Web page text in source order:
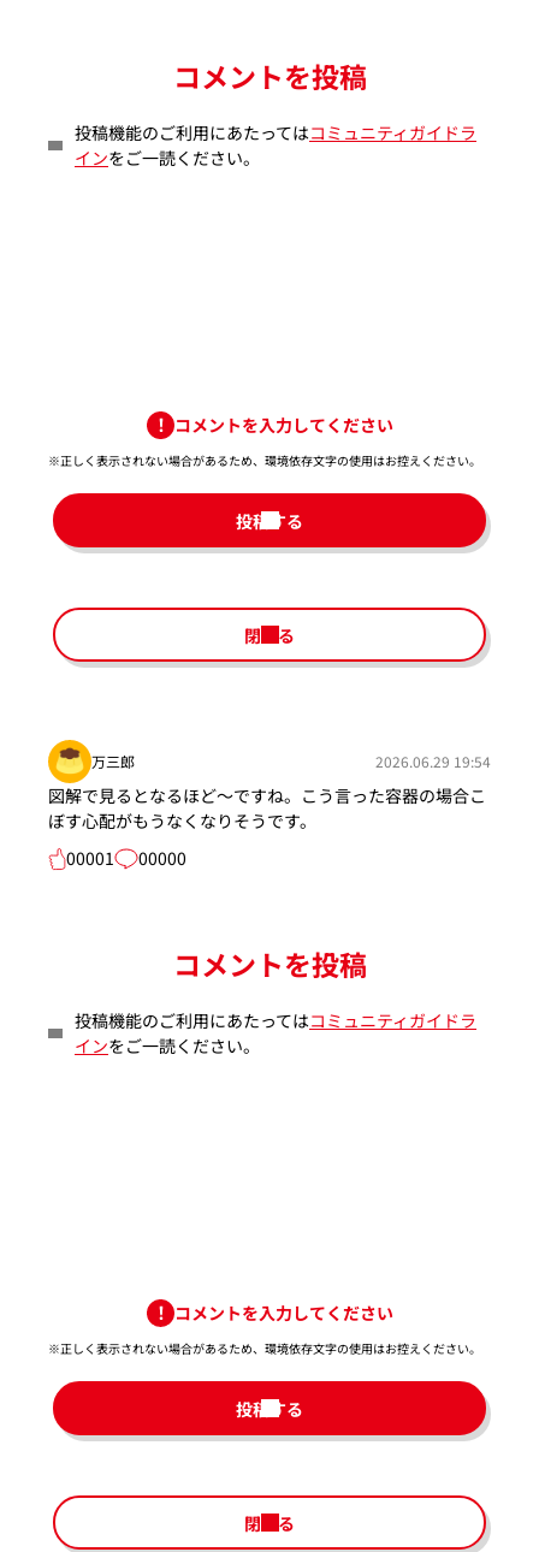
コメントを投稿
投稿機能のご利用にあたってはコミュニティガイドラ
インをご一読ください。
コメントを入力してください
※正しく表示されない場合があるため、環境依存文字の使用はお控えください。​
投稿する
閉じる
万三郎 2026.06.29 19:54
図解で見るとなるほど～ですね。こう言った容器の場合こ
ぼす心配がもうなくなりそうです。
00001
00000
コメントを投稿
投稿機能のご利用にあたってはコミュニティガイドラ
インをご一読ください。
コメントを入力してください
※正しく表示されない場合があるため、環境依存文字の使用はお控えください。​
投稿する
閉じる